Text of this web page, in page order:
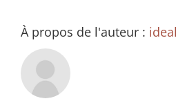
À propos de l'auteur : ideal